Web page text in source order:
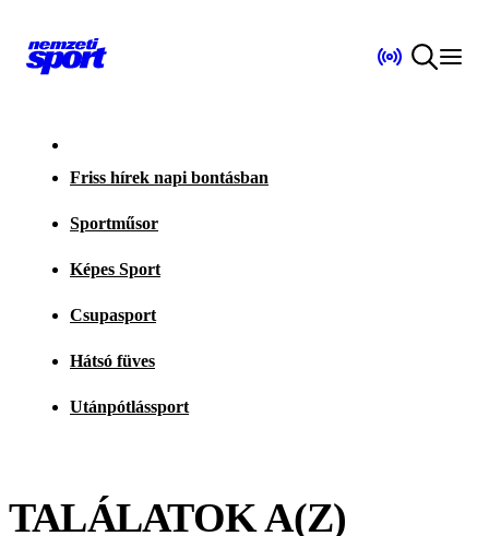
Friss hírek napi bontásban
Sportműsor
Képes Sport
Csupasport
Hátsó füves
Utánpótlássport
TALÁLATOK A(Z)